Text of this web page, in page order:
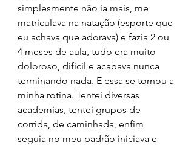
simplesmente não ia mais, me
matriculava na natação (esporte que
eu achava que adorava) e fazia 2 ou
4 meses de aula, tudo era muito
doloroso, difícil e acabava nunca
terminando nada. E essa se tornou a
minha rotina. Tentei diversas
academias, tentei grupos de
corrida, de caminhada, enfim
seguia no meu padrão iniciava e